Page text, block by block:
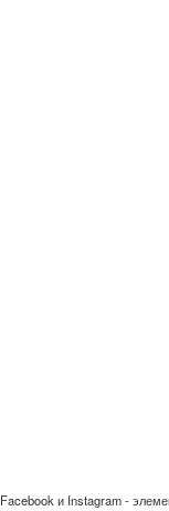
Facebook и Instagram -